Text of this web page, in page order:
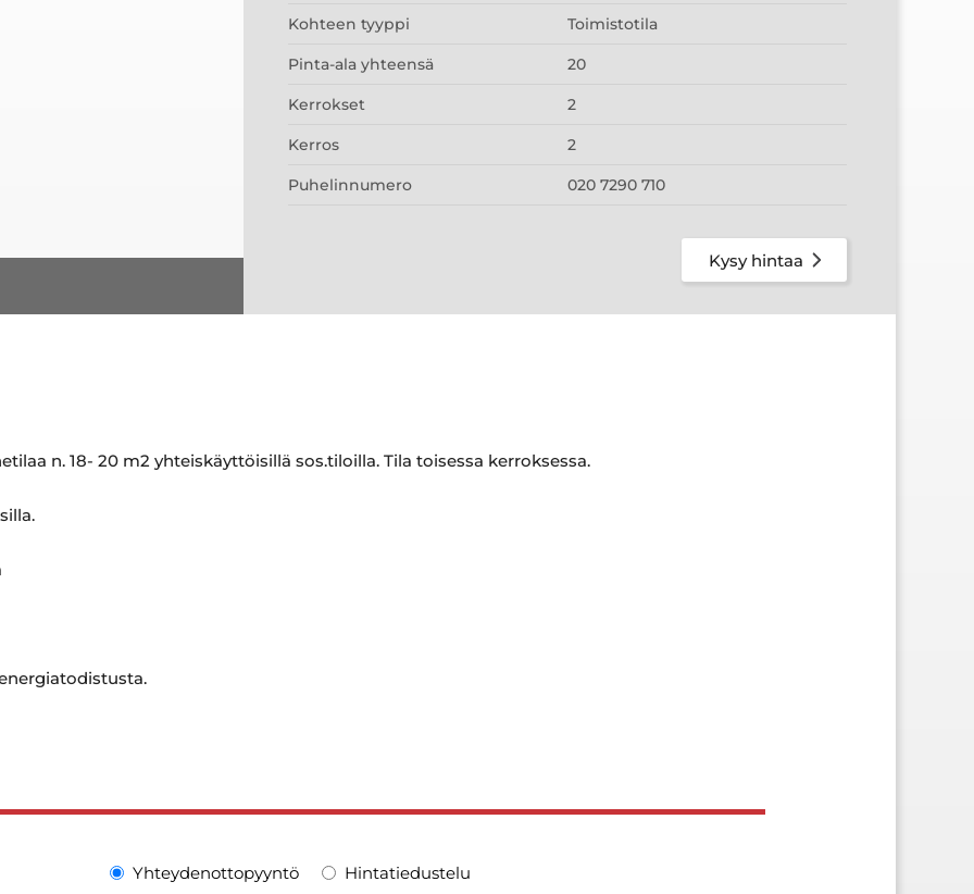
Kohteen tyyppi Toimistotila
Pinta-ala yhteensä 20
Kerrokset 2
Kerros 2
Puhelinnumero 020 7290 710
Kysy hintaa
n. 18- 20 m2 yhteiskäyttöisillä sos.tiloilla. Tila toisessa kerroksessa.
Yhteydenottopyyntö Hintatiedustelu